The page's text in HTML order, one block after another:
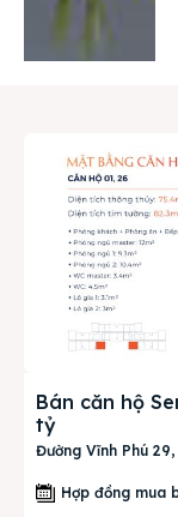
Thị trường
Bán căn hộ
tỷ
Đường Vĩnh Phú
Hợp đồng mua